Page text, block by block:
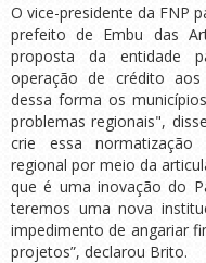
O vice-presidente da FNP
prefeito de Embu das
proposta da entidade
operação de crédito aos
dessa forma os
problemas regionais",
crie essa normatização
regional por meio da
que é uma inovação do
teremos uma nova
impedimento de angariar
projetos”, declarou Brito.